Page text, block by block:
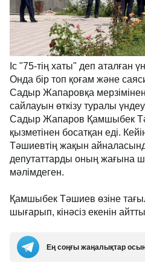
Іс "75-тің хаты" деп аталған
Онда бір топ қоғам және
Садыр Жапаровқа
сайлауын өткізу туралы
Садыр Жапаров Қамшыбек
қызметінен босатқан еді.
Тәшиевтің жақын
депутаттарды оның жағына
мәлімдеген.
Қамшыбек Тәшиев өзіне
шығарып, кінәсіз екенін
Ең соңғы жаңалықтар